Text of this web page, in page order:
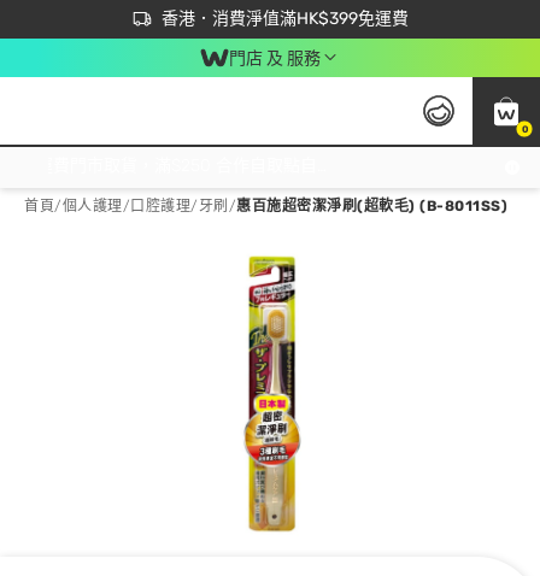
香港．消費淨值滿HK$399免運費
立即成為易賞錢會員盡享獨家優惠
首次APP下單買滿$450 輸入 NEWAPP 即減$50
門店 及 服務
0
首頁/個人護理/ 口腔護理/牙刷 /惠百施超密潔淨刷(超軟毛) (B-8011SS)